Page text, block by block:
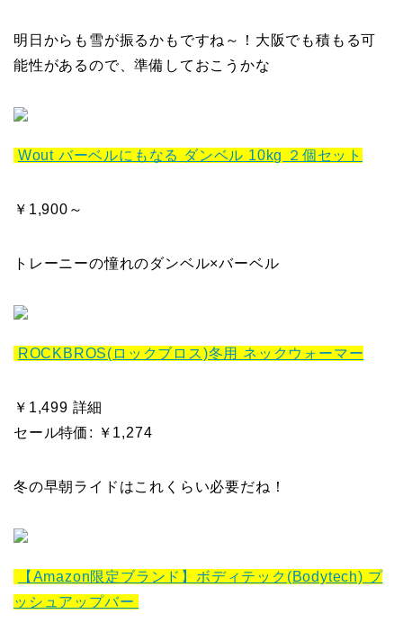
明日からも雪が振るかもですね～！大阪でも積もる可
能性があるので、準備しておこうかな
Wout バーベルにもなる ダンベル 10kg ２個セット
￥1,900～
トレーニーの憧れのダンベル×バーベル
ROCKBROS(ロックブロス)冬用 ネックウォーマー
￥1,499 詳細
セール特価: ￥1,274
冬の早朝ライドはこれくらい必要だね！
【Amazon限定ブランド】ボディテック(Bodytech) プ
ッシュアップバー